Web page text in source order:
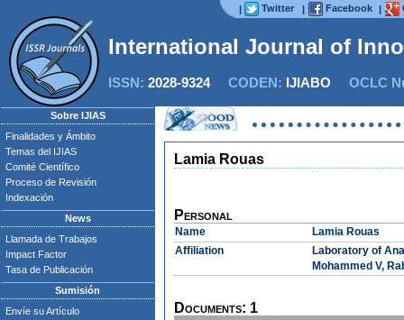
| Twitter | Facebook |
International Journal of
ISSN: 2028-9324CODEN: IJIABO OCLC
Sobre IJIAS
Finalidades y Ámbito
Temas del IJIAS
Comité Científico
Proceso de Revisión
Indexación
News
Llamada de Trabajos
Impact Factor
Tasa de Publicación
Sumisión
Envíe su Artículo
Lamia Rouas
Personal
Name
Lamia Rouas
Affiliation
Laboratory of
Mohammed V,
Documents: 1